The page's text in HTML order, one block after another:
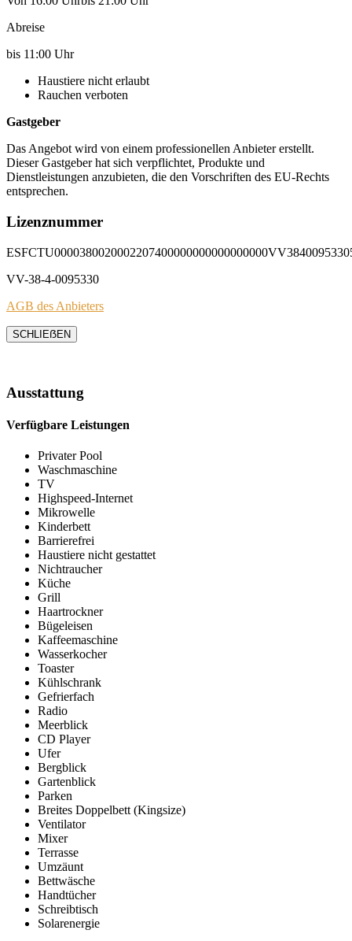
Abreise
bis 11:00 Uhr
Haustiere nicht erlaubt
Rauchen verboten
Gastgeber
Das Angebot wird von einem professionellen Anbieter erstellt.
Dieser Gastgeber hat sich verpflichtet, Produkte und
Dienstleistungen anzubieten, die den Vorschriften des EU-Rechts
entsprechen.
Lizenznummer
VV-38-4-0095330
AGB des Anbieters
SCHLIEẞEN
Ausstattung
Verfügbare Leistungen
Privater Pool
Waschmaschine
TV
Highspeed-Internet
Mikrowelle
Kinderbett
Barrierefrei
Haustiere nicht gestattet
Nichtraucher
Küche
Grill
Haartrockner
Bügeleisen
Kaffeemaschine
Wasserkocher
Toaster
Kühlschrank
Gefrierfach
Radio
Meerblick
CD Player
Ufer
Bergblick
Gartenblick
Parken
Breites Doppelbett (Kingsize)
Ventilator
Mixer
Terrasse
Umzäunt
Bettwäsche
Handtücher
Schreibtisch
Solarenergie